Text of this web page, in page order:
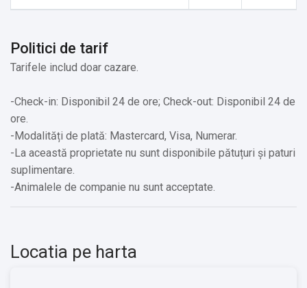
Politici de tarif
Tarifele includ doar cazare.
-Check-in: Disponibil 24 de ore; Check-out: Disponibil 24 de
ore.
-Modalități de plată: Mastercard, ​Visa, Numerar.
-La această proprietate nu sunt disponibile pătuțuri și paturi
suplimentare.
-Animalele de companie nu sunt acceptate.
Locatia pe harta